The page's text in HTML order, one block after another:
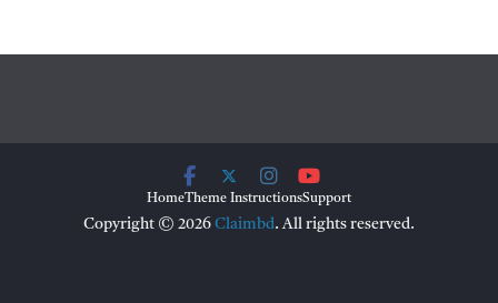
HomeTheme InstructionsSupport
Copyright © 2026 Claimbd. All rights reserved.